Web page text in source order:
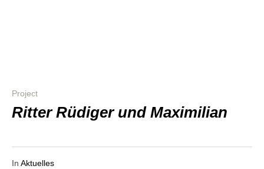
Project
Rit­ter Rüdi­ger und Maximilian
In Aktuelles